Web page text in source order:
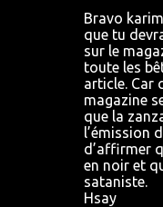
Bravo
que tu
sur le
toute les
article. Car
magazine
que la
l’émission
d’affirmer
en noir et
sataniste.
Hsay